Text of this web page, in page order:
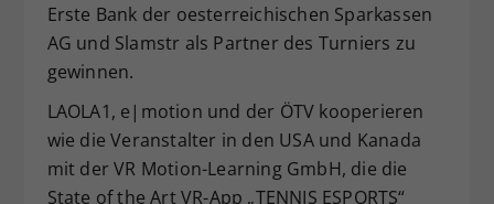
Erste Bank der oesterreichischen Sparkassen
AG und Slamstr als Partner des Turniers zu
gewinnen.
LAOLA1, e|motion und der ÖTV kooperieren
wie die Veranstalter in den USA und Kanada
mit der VR Motion-Learning GmbH, die die
State of the Art VR-App „TENNIS ESPORTS“